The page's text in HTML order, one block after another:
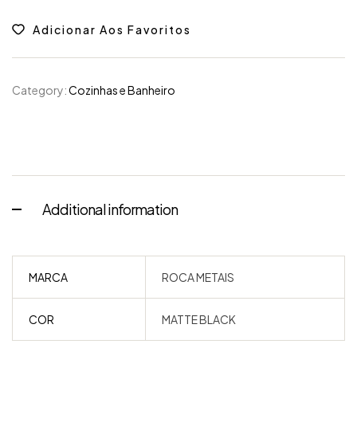
Adicionar Aos Favoritos
Category:Cozinhas e Banheiro
Additional information
MARCA ROCA METAIS
COR MATTE BLACK